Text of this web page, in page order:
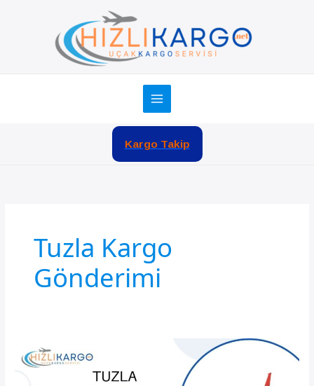
Kargo Takip
Tuzla Kargo
Gönderimi